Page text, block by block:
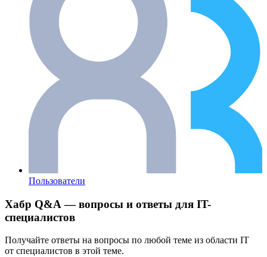
Пользователи
Хабр Q&A — вопросы и ответы для IT-
специалистов
Получайте ответы на вопросы по любой теме из области IT
от специалистов в этой теме.